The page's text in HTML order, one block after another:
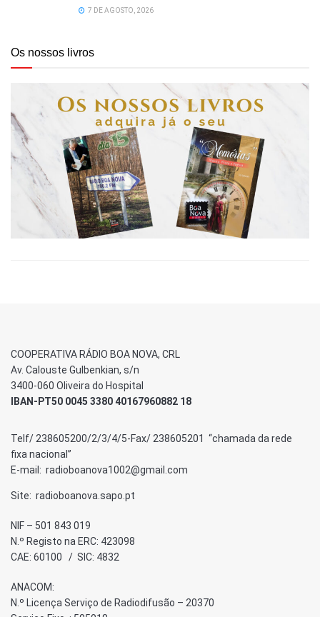
7 DE AGOSTO, 2026
Os nossos livros
COOPERATIVA RÁDIO BOA NOVA, CRL
Av. Calouste Gulbenkian, s/n
3400-060 Oliveira do Hospital
IBAN-PT50 0045 3380 40167960882 18
Telf/ 238605200/2/3/4/5-Fax/ 238605201 “chamada da rede
fixa nacional”
E-mail: radioboanova1002@gmail.com
Site: radioboanova.sapo.pt
NIF – 501 843 019
N.º Registo na ERC: 423098
CAE: 60100 / SIC: 4832
ANACOM:
N.º Licença Serviço de Radiodifusão – 20370